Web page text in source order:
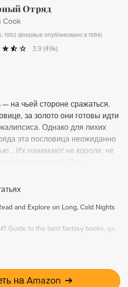
Отряд
Cook
1992 (впервые опубликовано в 1984)
3.9 (49k)
на чьей стороне сражаться.
за золото они готовы идти
Однако для лихих
эта пословица неожиданно
Их нанимают не короли, не
Света, то на стороне Тьмы, и
люди, но демоны, монстры и
Опасность? Наплевать.
собственной кровью. А
и вовсе неведом лучшим
and Explore on Long, Cold Nights
Best Dark Fantasy Books | #1 Guide to the best fantasy books, games, movies, and more!
на Amazon ➔